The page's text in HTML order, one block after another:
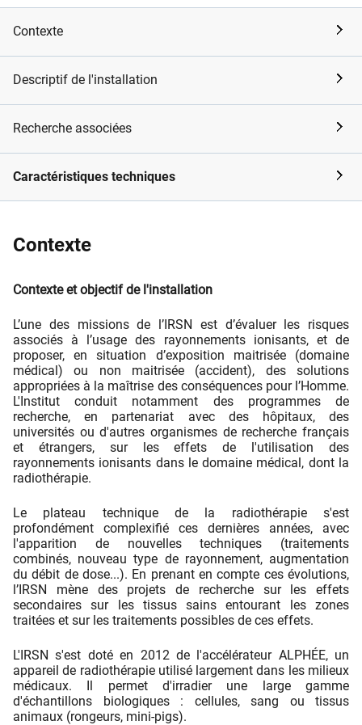
Contexte
Descriptif de l'installation
Recherche associées
Caractéristiques techniques
Contexte
Contexte et objectif de l'installation
L’une des missions de l’IRSN est d’évaluer les risques
associés à l’usage des rayonnements ionisants, et de
proposer, en situation d’exposition maitrisée (domaine
médical) ou non maitrisée (accident), des solutions
appropriées à la maîtrise des conséquences pour l’Homme.
L'Institut conduit notamment des programmes de
recherche, en partenariat avec des hôpitaux, des
universités ou d'autres organismes de recherche français
et étrangers, sur les effets de l'utilisation des
rayonnements ionisants dans le domaine médical, dont la
radiothérapie.
Le plateau technique de la radiothérapie s'est
profondément complexifié ces dernières années, avec
l'apparition de nouvelles techniques (traitements
combinés, nouveau type de rayonnement, augmentation
du débit de dose...). En prenant en compte ces évolutions,
l’IRSN mène des projets de recherche sur les effets
secondaires sur les tissus sains entourant les zones
traitées et sur les traitements possibles de ces effets.
L'IRSN s'est doté en 2012 de l'accélérateur ALPHÉE, un
appareil de radiothérapie utilisé largement dans les milieux
médicaux. Il permet d'irradier une large gamme
d'échantillons biologiques : cellules, sang ou tissus
animaux (rongeurs, mini-pigs).